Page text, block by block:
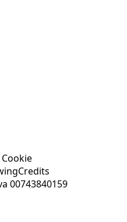
Credits
00743840159